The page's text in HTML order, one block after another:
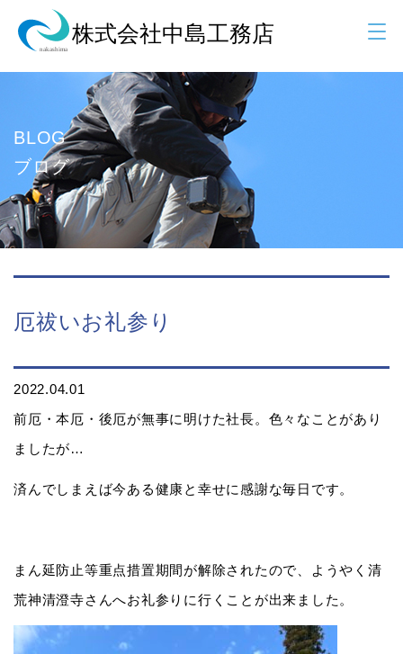
BLOG
ブログ
厄祓いお礼参り
2022.04.01
前厄・本厄・後厄が無事に明けた社長。色々なことがあり
ましたが…
済んでしまえば今ある健康と幸せに感謝な毎日です。
まん延防止等重点措置期間が解除されたので、ようやく清
荒神清澄寺さんへお礼参りに行くことが出来ました。